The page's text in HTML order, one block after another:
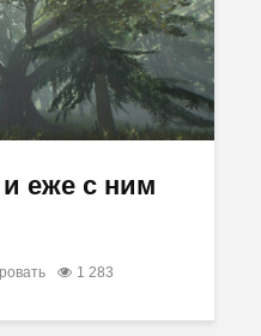
и еже с ним
1 283